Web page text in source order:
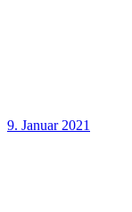
9. Januar 2021